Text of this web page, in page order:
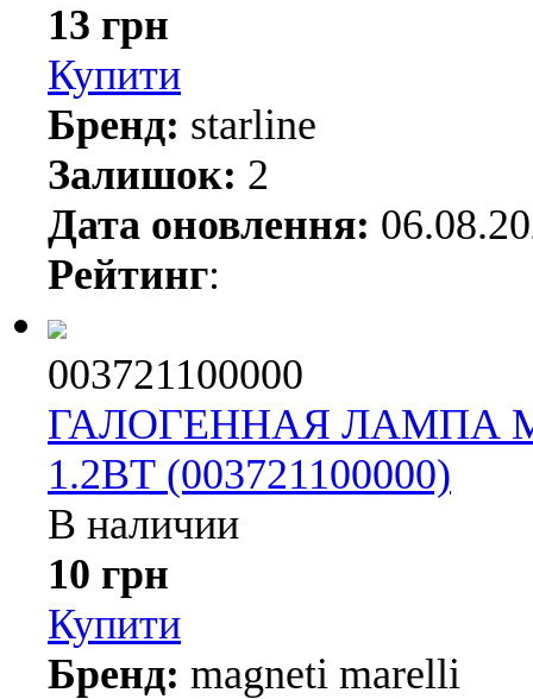
13 грн
Купити
Бренд: starline
Залишок: 2
Дата оновлення:
Рейтинг:
003721100000
ГАЛОГЕННАЯ ЛАМПА
1.2ВТ (003721100000)
В наличии
10 грн
Купити
Бренд: magneti marelli